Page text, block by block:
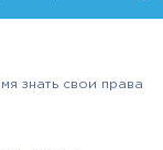
знать свои права